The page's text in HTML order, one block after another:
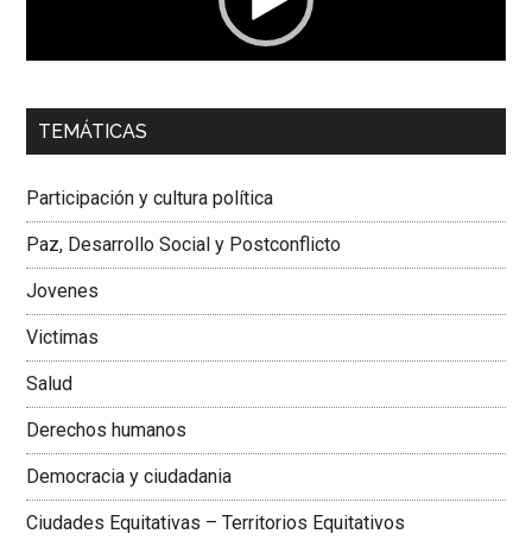
00:00 01:04
Dra. Carolina Corcho Mejía,Presidenta Corporación
Colombiana
TEMÁTICAS
Participación y cultura política
Paz, Desarrollo Social y Postconflicto
Jovenes
Victimas
Salud
Derechos humanos
Democracia y ciudadania
Ciudades Equitativas – Territorios Equitativos